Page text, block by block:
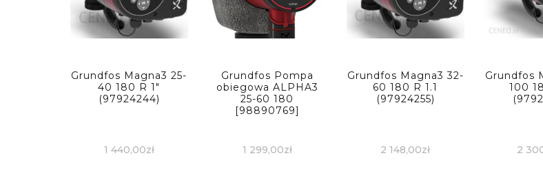
Grundfos Magna3 25-
40 180 R 1″
(97924244)
1 440,00zł
Grundfos Pompa
obiegowa ALPHA3
25-60 180
[98890769]
1 299,00zł
Grundfos Magna3 32-
60 180 R 1.1
(97924255)
2 148,00zł
Grundfos
100
2